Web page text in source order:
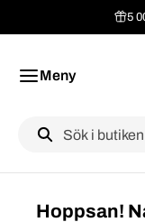
5
Meny
Label
Hoppsan!